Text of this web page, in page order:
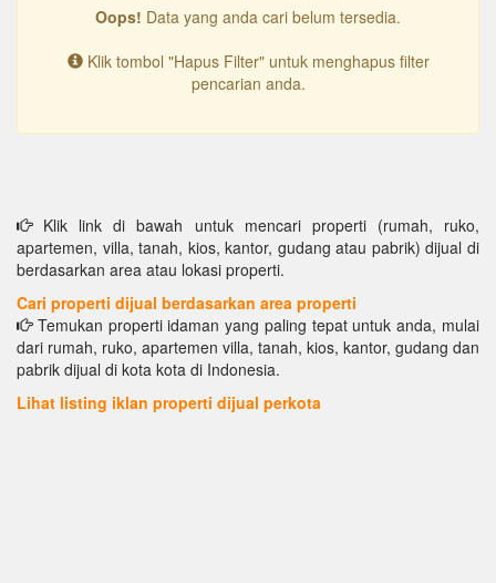
Oops! Data yang anda cari belum tersedia.
Klik tombol "Hapus Filter" untuk menghapus filter
pencarian anda.
Klik link di bawah untuk mencari properti (rumah, ruko,
apartemen, villa, tanah, kios, kantor, gudang atau pabrik) dijual di
berdasarkan area atau lokasi properti.
Cari properti dijual berdasarkan area properti
Temukan properti idaman yang paling tepat untuk anda, mulai
dari rumah, ruko, apartemen villa, tanah, kios, kantor, gudang dan
pabrik dijual di kota kota di Indonesia.
Lihat listing iklan properti dijual perkota